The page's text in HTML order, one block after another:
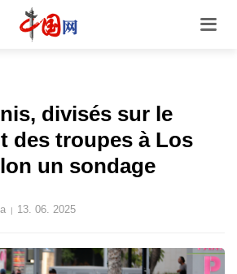
divisés sur le
des troupes à Los
un sondage
| 13. 06. 2025